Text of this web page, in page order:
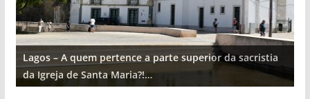
Lagos – A quem pertence a parte superior da sacristia
da Igreja de Santa Maria?!…